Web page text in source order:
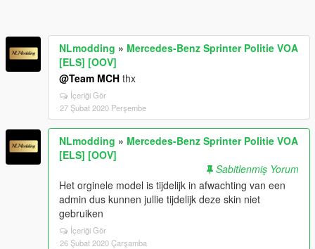
NLmodding » Mercedes-Benz Sprinter Politie VOA
[ELS] [OOV]
@Team MCH thx
İçeriği Gör
27 Şubat 2020 Perşembe
NLmodding » Mercedes-Benz Sprinter Politie VOA
[ELS] [OOV]
Sabitlenmiş Yorum
Het orginele model is tijdelijk in afwachting van een
admin dus kunnen jullie tijdelijk deze skin niet
gebruiken
İçeriği Gör
26 Şubat 2020 Çarşamba